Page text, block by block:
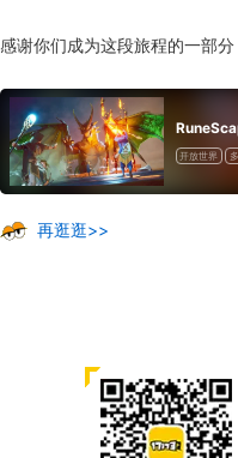
感谢你们成为这段旅程的一部
开放世界
再逛逛>>